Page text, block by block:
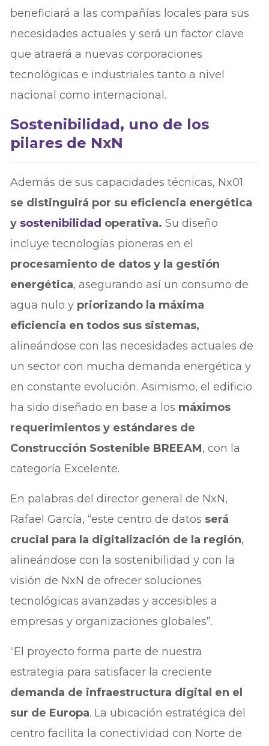
beneficiará a las compañías locales para sus
necesidades actuales y será un factor clave
que atraerá a nuevas corporaciones
tecnológicas e industriales tanto a nivel
nacional como internacional.
Sostenibilidad, uno de los
pilares de NxN
Además de sus capacidades técnicas, Nx01
se distinguirá por su eficiencia energética
y sostenibilidad operativa. Su diseño
incluye tecnologías pioneras en el
procesamiento de datos y la gestión
energética, asegurando así un consumo de
agua nulo y priorizando la máxima
eficiencia en todos sus sistemas,
alineándose con las necesidades actuales de
un sector con mucha demanda energética y
en constante evolución. Asimismo, el edificio
ha sido diseñado en base a los máximos
requerimientos y estándares de
Construcción Sostenible BREEAM, con la
categoría Excelente.
En palabras del director general de NxN,
Rafael García, “este centro de datos será
crucial para la digitalización de la región,
alineándose con la sostenibilidad y con la
visión de NxN de ofrecer soluciones
tecnológicas avanzadas y accesibles a
empresas y organizaciones globales”.
“El proyecto forma parte de nuestra
estrategia para satisfacer la creciente
demanda de infraestructura digital en el
sur de Europa. La ubicación estratégica del
centro facilita la conectividad con Norte de